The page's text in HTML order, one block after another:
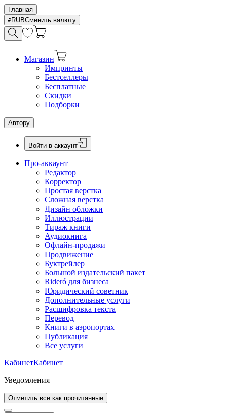
Главная
RUBСменить валюту
Магазин
Импринты
Бестселлеры
Бесплатные
Скидки
Подборки
Автору
Войти в аккаунт
Про-аккаунт
Редактор
Корректор
Простая верстка
Сложная верстка
Дизайн обложки
Иллюстрации
Тираж книги
Аудиокнига
Офлайн-продажи
Продвижение
Буктрейлер
Большой издательский пакет
Rideró для бизнеса
Юридический советник
Дополнительные услуги
Расшифровка текста
Перевод
Книги в аэропортах
Публикация
Все услуги
КабинетКабинет
Уведомления
Отметить все как прочитанные